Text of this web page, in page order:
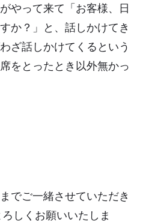
やって来て「お客様、日
か？」と、話しかけてき
ざ話しかけてくるという
をとったとき以外無かっ
でご一緒させていただき
しくお願いいたしま